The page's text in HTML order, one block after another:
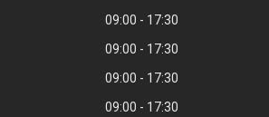
09:00
17:30
09:00
17:30
09:00
17:30
09:00
17:30